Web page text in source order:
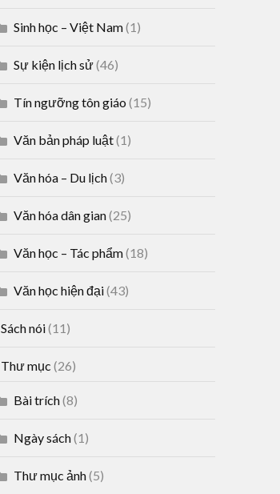
Sinh học – Việt Nam(1)
Sự kiện lịch sử(46)
Tín ngưỡng tôn giáo (15)
Văn bản pháp luật(1)
Văn hóa – Du lịch(3)
Văn hóa dân gian(25)
Văn học – Tác phẩm(18)
Văn học hiện đại(43)
Sách nói(11)
Thư mục (26)
Bài trích(8)
Ngày sách(1)
Thư mục ảnh(5)